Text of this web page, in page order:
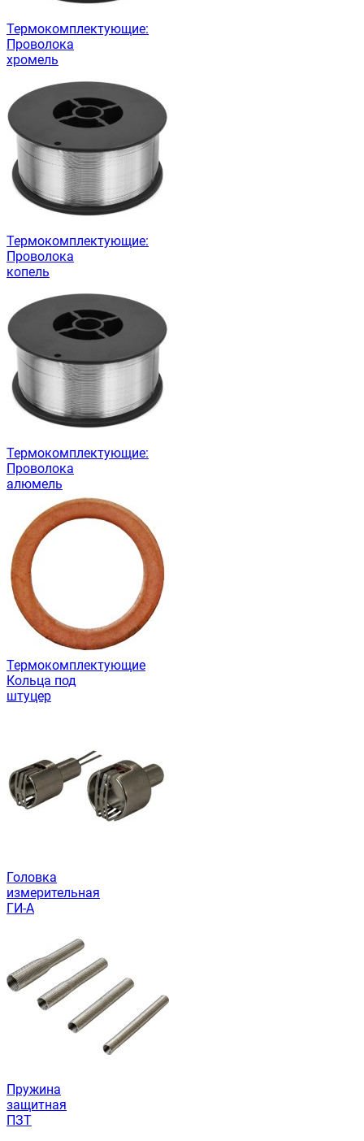
Термокомплектующие:
Проволока
хромель
Термокомплектующие:
Проволока
копель
Термокомплектующие:
Проволока
алюмель
Термокомплектующие
Кольца под
штуцер
Головка
измерительная
ГИ-А
Пружина
защитная
ПЗТ